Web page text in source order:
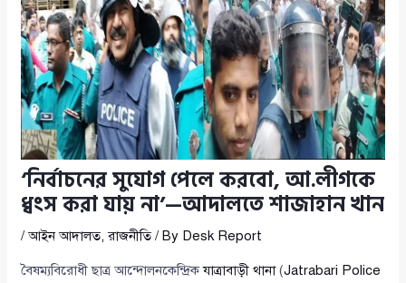
‘নির্বাচনের সুযোগ পেলে করবো, আ.লীগকে
ধ্বংস করা যায় না’—আদালতে শাজাহান খান
/আইন আদালত,রাজনীতি/ By Desk Report
বৈষম্যবিরোধী ছাত্র আন্দোলনকেন্দ্রিকযাত্রাবাড়ী থানা(Jatrabari Police